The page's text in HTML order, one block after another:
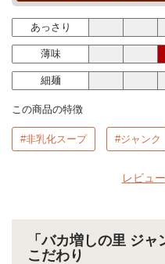
あっさり
薄味
細麺
この商品の特徴
#非乳化スープ #ジャンク
レビュ
「バカ増しの里 ジ
こだわり